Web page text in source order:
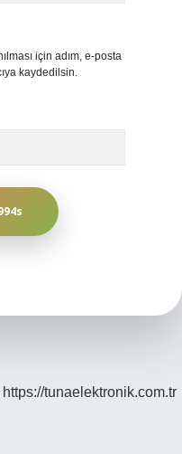
için adım, e-posta
kaydedilsin.
https://tunaelektronik.com.tr